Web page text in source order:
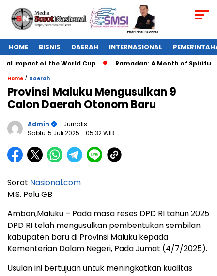
HOME BISNIS DAERAH INTERNASIONAL
Impact of the World Cup Ramadan: A Month of
Home / Daerah
Provinsi Maluku Mengusulkan 9
Calon Daerah Otonom Baru
Admin
- Jurnalis
Sabtu, 5 Juli 2025 - 05:32 WIB
Sorot Nasional.com
M.S. Pelu GB
Ambon,Maluku – Pada masa reses DPD RI tahun 2025
DPD RI telah mengusulkan pembentukan sembilan
kabupaten baru di Provinsi Maluku kepada
Kementerian Dalam Negeri, Pada Jumat (4/7/2025).
Usulan ini bertujuan untuk meningkatkan kualitas